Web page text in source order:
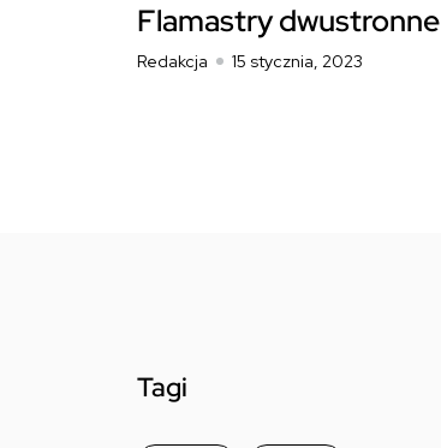
Flamastry dwustronne
Redakcja 15 stycznia, 2023
Tagi